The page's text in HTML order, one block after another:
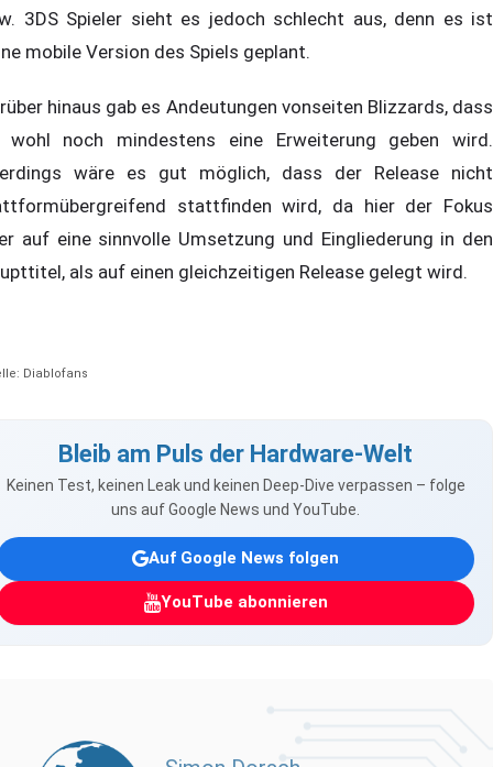
3DS Spieler sieht es jedoch schlecht aus, denn es ist
mobile Version des Spiels geplant.
hinaus gab es Andeutungen vonseiten Blizzards, dass
wohl noch mindestens eine Erweiterung geben wird.
wäre es gut möglich, dass der Release nicht
stattfinden wird, da hier der Fokus
auf eine sinnvolle Umsetzung und Eingliederung in den
als auf einen gleichzeitigen Release gelegt wird.
Diablofans
Bleib am Puls der Hardware-Welt
Keinen Test, keinen Leak und keinen Deep-Dive verpassen – folge
uns auf Google News und YouTube.
Auf Google News folgen
YouTube abonnieren